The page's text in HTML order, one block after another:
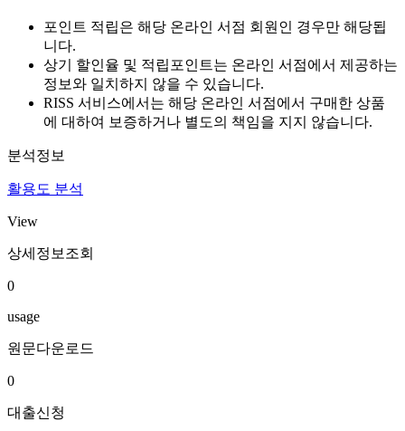
포인트 적립은 해당 온라인 서점 회원인 경우만 해당됩
니다.
상기 할인율 및 적립포인트는 온라인 서점에서 제공하는
정보와 일치하지 않을 수 있습니다.
RISS 서비스에서는 해당 온라인 서점에서 구매한 상품
에 대하여 보증하거나 별도의 책임을 지지 않습니다.
분석정보
활용도 분석
View
상세정보조회
0
usage
원문다운로드
0
대출신청